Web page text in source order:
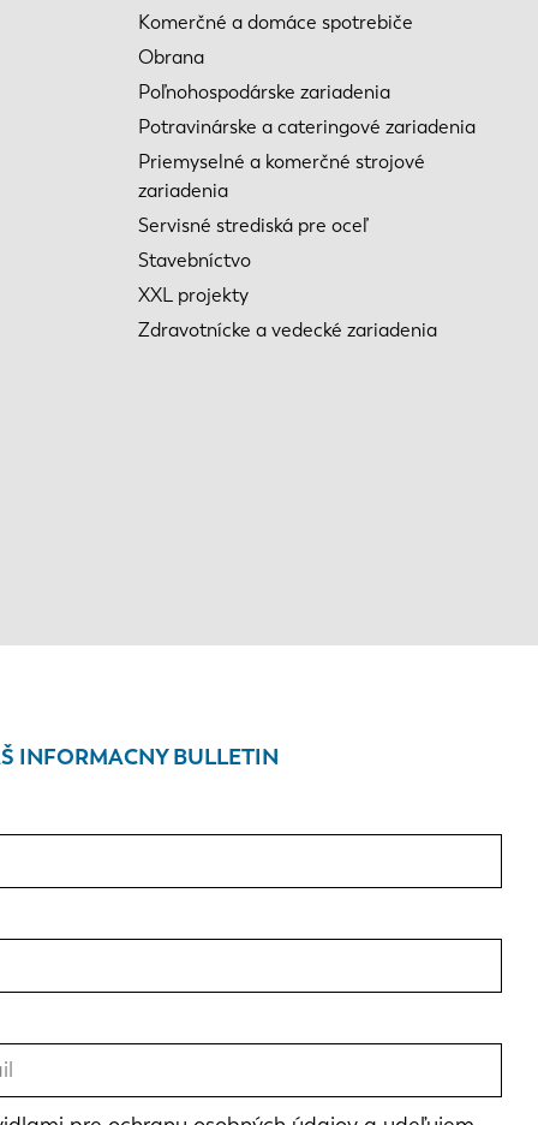
Komerčné a domáce spotrebiče
Obrana
Poľnohospodárske zariadenia
Potravinárske a cateringové zariadenia
Priemyselné a komerčné strojové
zariadenia
Servisné strediská pre oceľ
Stavebníctvo
XXL projekty
Zdravotnícke a vedecké zariadenia
INFORMACNY BULLETIN